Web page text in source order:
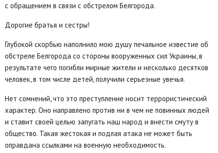
с обращением в связи с обстрелом Белгорода.
Дорогие братья и сестры!
Глубокой скорбью наполнило мою душу печальное известие об
обстреле Белгорода со стороны вооруженных сил Украины, в
результате чего погибли мирные жители и несколько десятков
человек, в том числе детей, получили серьезные увечья.
Нет сомнений, что это преступление носит террористический
характер. Оно направлено против ни в чем не повинных людей
и ставит своей целью запугать наш народ и внести смуту в
общество. Такая жестокая и подлая атака не может быть
оправдана ссылками на военную необходимость.